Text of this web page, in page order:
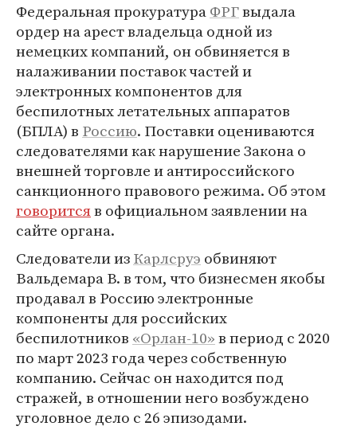
Федеральная прокуратураФРГвыдала
ордер на арест владельца одной из
немецких компаний, он обвиняется в
налаживании поставок частей и
электронных компонентов для
беспилотных летательных аппаратов
(БПЛА) в Россию. Поставки оцениваются
следователями как нарушение Закона о
внешней торговле и антироссийского
санкционного правового режима. Об этом
говоритсяв официальном заявлении на
сайте органа.
Следователи изКарлсруэ обвиняют
Вальдемара В. в том, что бизнесмен якобы
продавал в Россию электронные
компоненты для российских
беспилотников «Орлан-10»в период с 2020
по март 2023 года через собственную
компанию. Сейчас он находится под
стражей, в отношении него возбуждено
уголовное дело с 26 эпизодами.